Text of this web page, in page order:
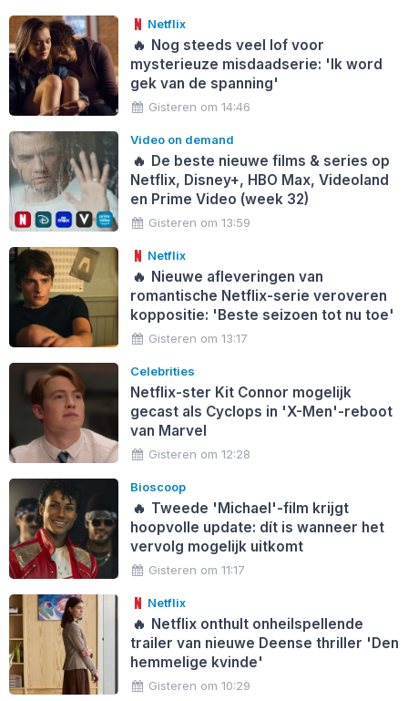
Netflix
🔥 Nog steeds veel lof voor
mysterieuze misdaadserie: 'Ik word
gek van de spanning'
Gisteren om 14:46
Video on demand
🔥 De beste nieuwe films & series op
Netflix, Disney+, HBO Max, Videoland
en Prime Video (week 32)
Gisteren om 13:59
Netflix
🔥 Nieuwe afleveringen van
romantische Netflix-serie veroveren
koppositie: 'Beste seizoen tot nu toe'
Gisteren om 13:17
Celebrities
Netflix-ster Kit Connor mogelijk
gecast als Cyclops in 'X-Men'-reboot
van Marvel
Gisteren om 12:28
Bioscoop
🔥 Tweede 'Michael'-film krijgt
hoopvolle update: dít is wanneer het
vervolg mogelijk uitkomt
Gisteren om 11:17
Netflix
🔥 Netflix onthult onheilspellende
trailer van nieuwe Deense thriller 'Den
hemmelige kvinde'
Gisteren om 10:29